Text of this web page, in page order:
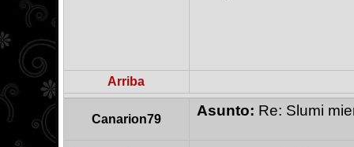
Arriba
Canarion79
Asunto: Re: Slumi